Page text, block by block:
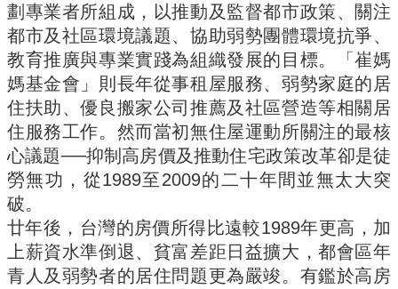
劃專業者所組成，以推動及監督都市政策、關注
都市及社區環境議題、協助弱勢團體環境抗爭、
教育推廣與專業實踐為組織發展的目標。「崔媽
媽基金會」則長年從事租屋服務、弱勢家庭的居
住扶助、優良搬家公司推薦及社區營造等相關居
住服務工作。然而當初無住屋運動所關注的最核
心議題──抑制高房價及推動住宅政策改革卻是徒
勞無功，從1989至2009的二十年間並無太大突
破。
廿年後，台灣的房價所得比遠較1989年更高，加
上薪資水準倒退、貧富差距日益擴大，都會區年
青人及弱勢者的居住問題更為嚴竣。有鑑於高房